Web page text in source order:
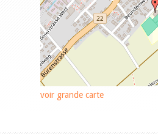
voir grande carte